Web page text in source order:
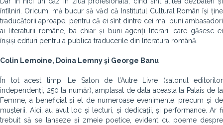
întîlniri. Oricum, mă bucur să văd că Institutul Cultural Român își ține
traducătorii aproape, pentru că ei sînt dintre cei mai buni ambasadori
ai literaturii române, ba chiar și buni agenți literari, care găsesc ei
înșiși edituri pentru a publica traducerile din literatura română.
Colin Lemoine, Doina Lemny şi George Banu
În tot acest timp, Le Salon de l’Autre Livre (salonul editorilor
independenți, 250 la număr), amplasat de data aceasta la Palais de la
Femme, a beneficiat și el de numeroase evenimente, precum și de
mușterii. Aici, au avut loc și lecturi, și dedicații, și performance. Ar fi
trebuit să se lanseze și zmeie poetice, evident cu poeme despre